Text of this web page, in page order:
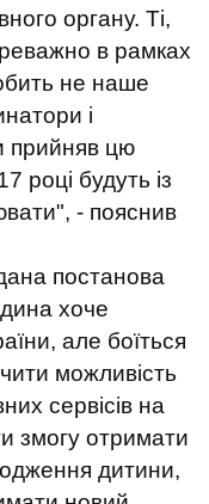
органу. Ті,
в рамках
не наше
і
прийняв цю
році будуть із
- пояснив
постанова
хоче
але боїться
можливість
сервісів на
змогу отримати
дитини,